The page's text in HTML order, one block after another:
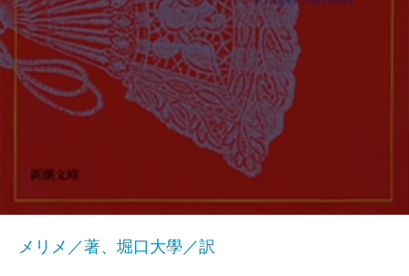
メリメ／著、堀口大學／訳